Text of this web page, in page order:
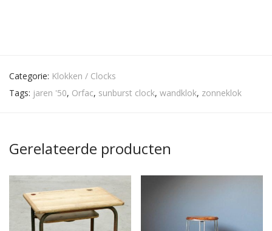
Categorie: Klokken / Clocks
Tags: jaren '50, Orfac, sunburst clock, wandklok, zonneklok
Gerelateerde producten